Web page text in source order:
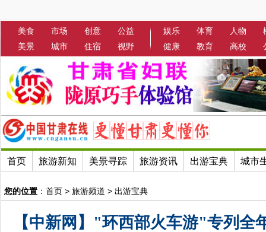
美食 市场 创意
公益
美景
城市 住宿 视野
娱乐 体育 人物
健康
教育 高校
首页 旅游新知 美景寻踪 旅游资讯 出游宝典 城市
您的位置 ： 首页 > 旅游频道 > 出游宝典
【中新网】"环西部火车游"专列全